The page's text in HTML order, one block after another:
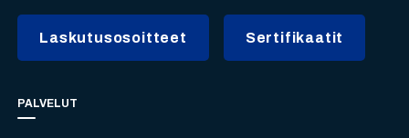
Laskutusosoitteet Sertifikaatit
PALVELUT